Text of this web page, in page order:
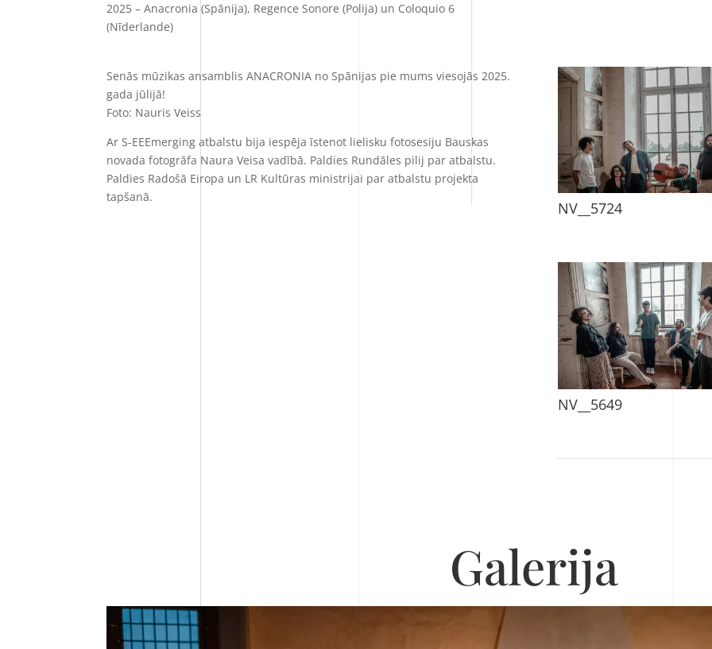
2025 – Anacronia (Spānija), Regence Sonore (Polija) un Coloquio 6
(Nīderlande)
Senās mūzikas ansamblis ANACRONIA no Spānijas pie mums viesojās 2025.
gada jūlijā!
Foto: Nauris Veiss
Ar S-EEEmerging atbalstu bija iespēja īstenot lielisku fotosesiju Bauskas
novada fotogrāfa Naura Veisa vadībā. Paldies Rundāles pilij par atbalstu.
Paldies Radošā Eiropa un LR Kultūras ministrijai par atbalstu projekta
tapšanā.
NV__5724
NV__5649
Galerija